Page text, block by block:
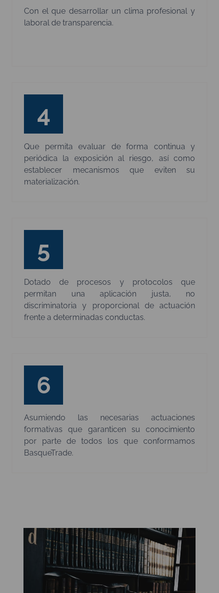
Con el que desarrollar un clima profesional y
laboral de transparencia.​
4
Que permita evaluar de forma continua y
periódica la exposición al riesgo, así como
establecer mecanismos que eviten su
materialización.​
5
Dotado de procesos y protocolos que
permitan una aplicación justa, no
discriminatoria y proporcional de actuación
frente a determinadas conductas.​
6
Asumiendo las necesarias actuaciones
formativas que garanticen su conocimiento
por parte de todos los que conformamos
BasqueTrade.